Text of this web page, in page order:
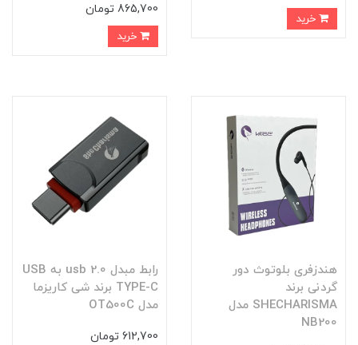
865,700 تومان
هندزفری بلوتوث دور
گردنی برند
SHECHARISMA مدل
NB200
رابط مبدل usb 2.0 به USB
TYPE-C برند شی کاریزما
مدل OT500C
612,700 تومان